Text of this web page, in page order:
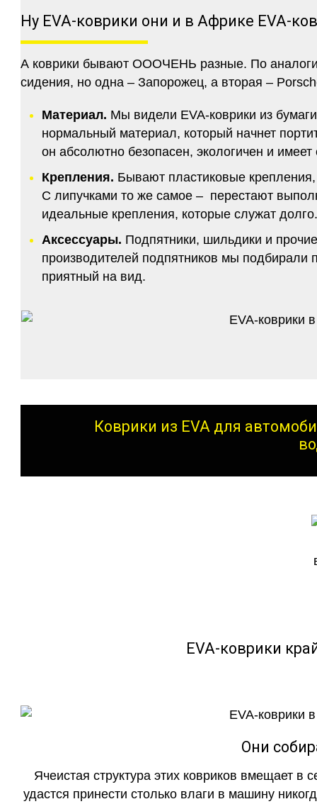
Ну EVA-коврики они и в Африке EVA-
А коврики бывают ОООЧЕНЬ разные. По
сидения, но одна – Запорожец, а вторая –
Материал. Мы видели EVA-коврики из
нормальный материал, который начнет
он абсолютно безопасен, экологичен и
Крепления. Бывают пластиковые
С липучками то же самое – перестают
идеальные крепления, которые служат
Аксессуары. Подпятники, шильдики и
производителей подпятников мы подбирали
приятный на вид.
Коврики из EVA для
EVA-коврики
Они
Ячеистая структура этих ковриков вмещает в
удастся принести столько влаги в машину